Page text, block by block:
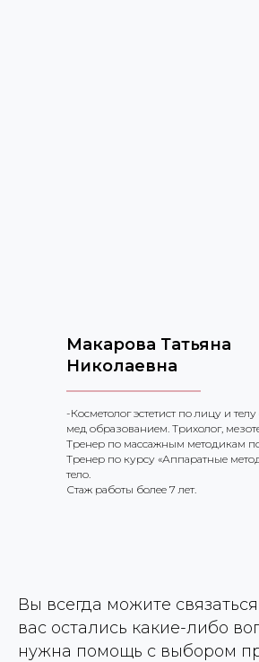
Макарова Татьяна
Николаевна
-Косметолог эстетист по лицу и
мед образованием. Трихолог,
Тренер по массажным методикам
Тренер по курсу «Аппаратные
тело.
Стаж работы более 7 лет.
Вы всегда можите
вас остались какие-либо
нужна помощь с выбором